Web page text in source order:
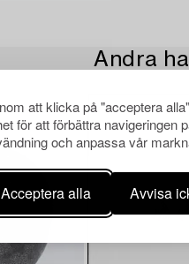
att klicka på "acceptera
för att förbättra navigeringen
och anpassa vår
Acceptera alla Avvisa
Andra